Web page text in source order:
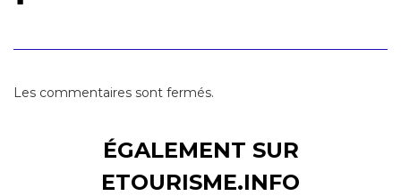
Les commentaires sont fermés.
ÉGALEMENT SUR
ETOURISME.INFO